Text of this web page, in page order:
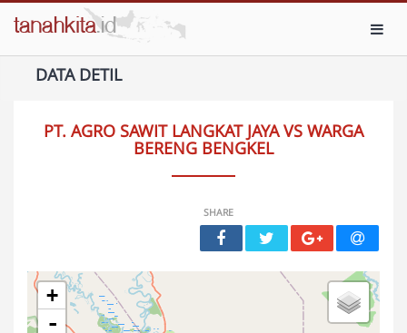
DATA DETIL
PT. AGRO SAWIT LANGKAT JAYA VS WARGA
BERENG BENGKEL
SHARE
+
-